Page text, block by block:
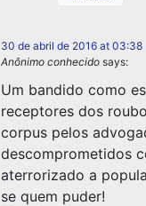
30 de abril de 2016 at 03:38
Anônimo conhecido says:
Um bandido como
receptores dos
corpus pelos
descomprometidos
aterrorizado a
se quem puder!